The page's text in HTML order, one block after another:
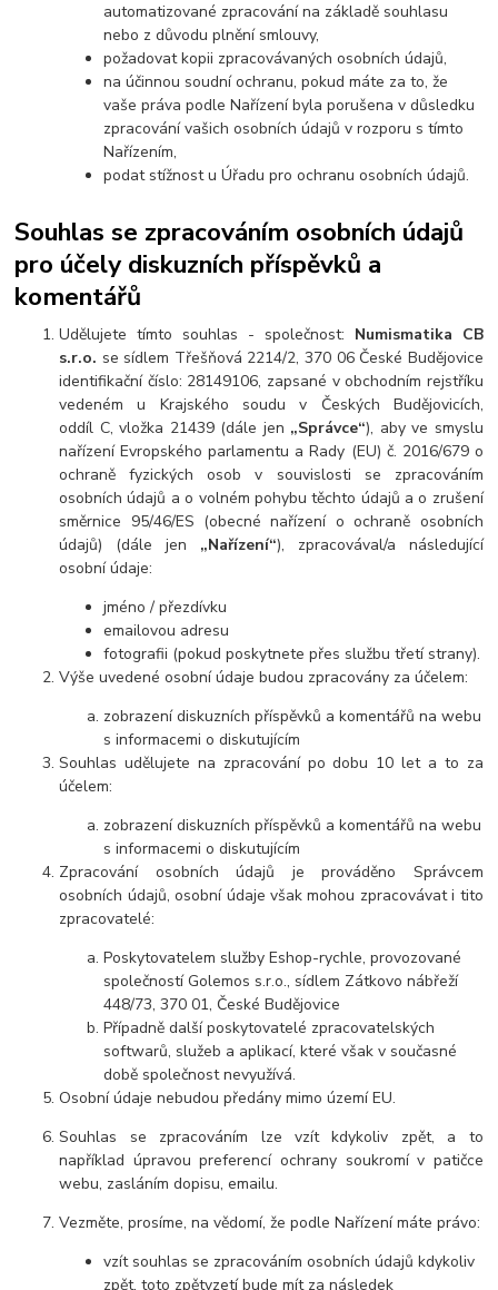
automatizované zpracování na základě souhlasu
nebo z důvodu plnění smlouvy,
požadovat kopii zpracovávaných osobních údajů,
na účinnou soudní ochranu, pokud máte za to, že
vaše práva podle Nařízení byla porušena v důsledku
zpracování vašich osobních údajů v rozporu s tímto
Nařízením,
podat stížnost u Úřadu pro ochranu osobních údajů.
Souhlas se zpracováním osobních údajů
pro účely diskuzních příspěvků a
komentářů
Udělujete tímto souhlas - společnost: Numismatika CB
s.r.o. se sídlem Třešňová 2214/2, 370 06 České Budějovice
identifikační číslo: 28149106, zapsané v obchodním rejstříku
vedeném u Krajského soudu v Českých Budějovicích,
oddíl C, vložka 21439 (dále jen „Správce“), aby ve smyslu
nařízení Evropského parlamentu a Rady (EU) č. 2016/679 o
ochraně fyzických osob v souvislosti se zpracováním
osobních údajů a o volném pohybu těchto údajů a o zrušení
směrnice 95/46/ES (obecné nařízení o ochraně osobních
údajů) (dále jen „Nařízení“), zpracovával/a následující
osobní údaje:
jméno / přezdívku
emailovou adresu
fotografii (pokud poskytnete přes službu třetí strany).
Výše uvedené osobní údaje budou zpracovány za účelem:
zobrazení diskuzních příspěvků a komentářů na webu
s informacemi o diskutujícím
Souhlas udělujete na zpracování po dobu 10 let a to za
účelem:
zobrazení diskuzních příspěvků a komentářů na webu
s informacemi o diskutujícím
Zpracování osobních údajů je prováděno Správcem
osobních údajů, osobní údaje však mohou zpracovávat i tito
zpracovatelé:
Poskytovatelem služby Eshop-rychle, provozované
společností Golemos s.r.o., sídlem Zátkovo nábřeží
448/73, 370 01, České Budějovice
Případně další poskytovatelé zpracovatelských
softwarů, služeb a aplikací, které však v současné
době společnost nevyužívá.
Osobní údaje nebudou předány mimo území EU.
Souhlas se zpracováním lze vzít kdykoliv zpět, a to
například úpravou preferencí ochrany soukromí v patičce
webu, zasláním dopisu, emailu.
Vezměte, prosíme, na vědomí, že podle Nařízení máte právo:
vzít souhlas se zpracováním osobních údajů kdykoliv
zpět, toto zpětvzetí bude mít za následek